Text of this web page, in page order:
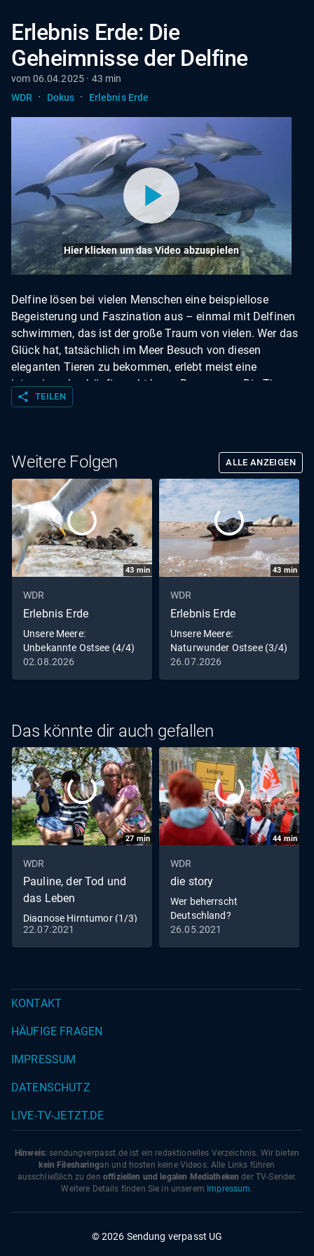
Erlebnis Erde: Die
Geheimnisse der Delfine
vom 06.04.2025 · 43 min
WDR
· Dokus · Erlebnis Erde
Hier klicken um das Video abzuspielen
Delfine lösen bei vielen Menschen eine beispiellose
Begeisterung und Faszination aus – einmal mit Delfinen
schwimmen, das ist der große Traum von vielen. Wer das
Glück hat, tatsächlich im Meer Besuch von diesen
eleganten Tieren zu bekommen, erlebt meist eine
intensive, aber häufig recht kurze Begegnung: Die Tiere
schwimmen vorbei, kommen vielleicht auch einmal näher,
share TEILEN
Weitere Folgen ALLE ANZEIGEN
43 min
WDR
Erlebnis Erde
Unsere Meere:
Unbekannte Ostsee (4/4)
02.08.2026
43 min
WDR
Erlebnis Erde
Unsere Meere:
Naturwunder Ostsee (3/4)
26.07.2026
Das könnte dir auch gefallen
27 min
WDR
Pauline, der Tod und
das Leben
Diagnose Hirntumor (1/3)
22.07.2021
44min
WDR
die story
Wer beherrscht
Deutschland?
26.05.2021
KONTAKT
HÄUFIGE FRAGEN
IMPRESSUM
DATENSCHUTZ
LIVE-TV-JETZT.DE
Hinweis: sendungverpasst.de ist ein redaktionelles Verzeichnis. Wir bieten
kein Filesharingan und hosten keine Videos. Alle Links führen
ausschließlich zu den offiziellen und legalen Mediatheken der TV-Sender.
Weitere Details finden Sie in unserem Impressum.
© 2026 Sendung verpasst UG